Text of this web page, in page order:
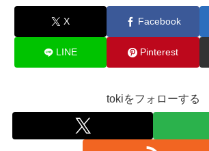
X Facebook
LINE Pinterest
tokiをフォローする